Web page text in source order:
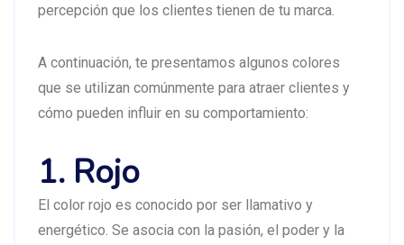
percepción que los clientes tienen de tu marca.
A continuación, te presentamos algunos colores
que se utilizan comúnmente para atraer clientes y
cómo pueden influir en su comportamiento:
1. Rojo
El color rojo es conocido por ser llamativo y
energético. Se asocia con la pasión, el poder y la